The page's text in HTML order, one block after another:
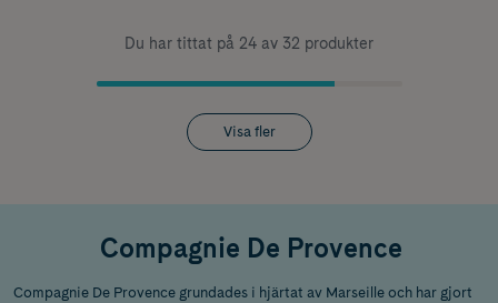
Du har tittat på 24 av 32 produkter
Visa fler
Compagnie De Provence
Compagnie De Provence grundades i hjärtat av Marseille och har gjort